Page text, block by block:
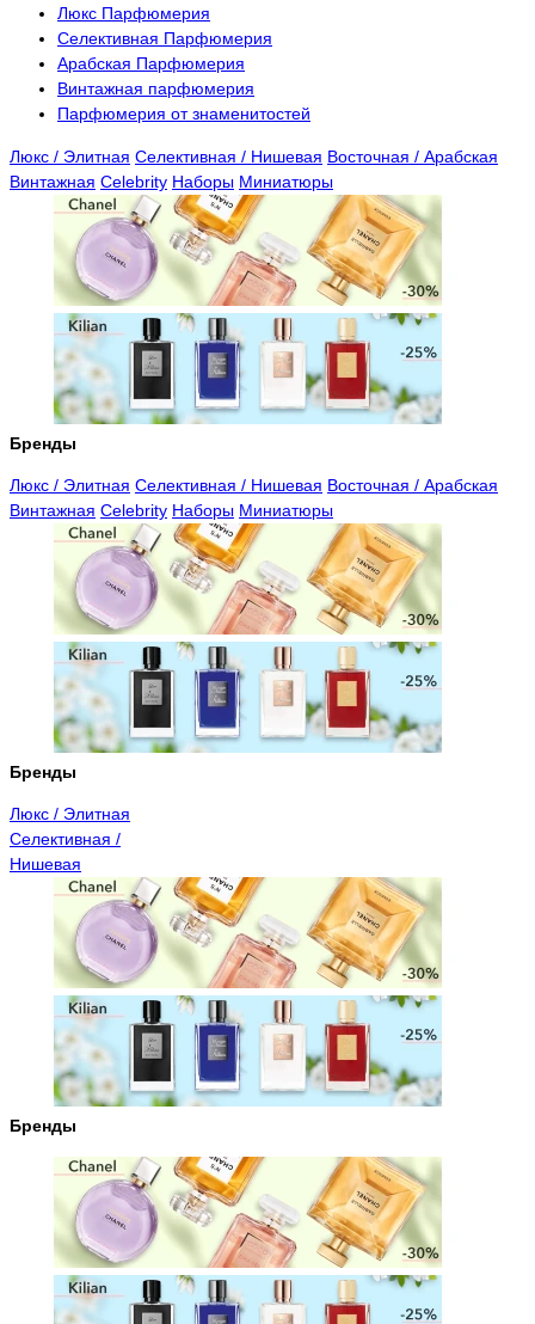
Люкс Парфюмерия
Селективная Парфюмерия
Арабская Парфюмерия
Винтажная парфюмерия
Парфюмерия от знаменитостей
Люкс / Элитная Селективная / Нишевая Восточная / Арабская
Винтажная Celebrity Наборы Миниатюры
Бренды
Люкс / Элитная Селективная / Нишевая Восточная / Арабская
Винтажная Celebrity Наборы Миниатюры
Бренды
Люкс / Элитная
Селективная /
Нишевая
Бренды